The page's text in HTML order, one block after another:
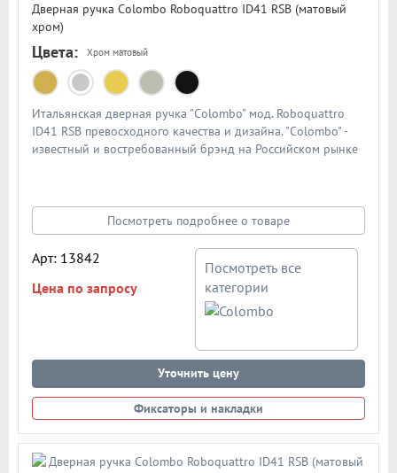
Дверная ручка Colombo Roboquattro ID41 RSB (матовый
хром)
Цвета: Хром матовый
Итальянская дверная ручка "Colombo" мод. Roboquattro
ID41 RSB превосходного качества и дизайна. "Colombo" -
известный и востребованный брэнд на Российском рынке
Посмотреть подробнее о товаре
Арт: 13842
Цена по запросу
Посмотреть все
категории
Уточнить цену
Фиксаторы и накладки